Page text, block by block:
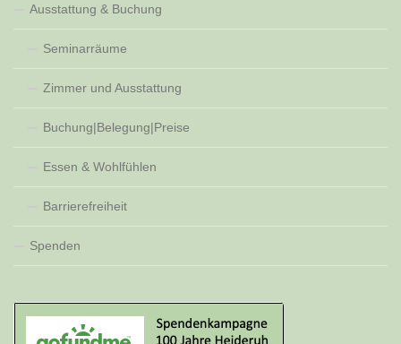
Ausstattung & Buchung
Seminarräume
Zimmer und Ausstattung
Buchung|Belegung|Preise
Essen & Wohlfühlen
Barrierefreiheit
Spenden